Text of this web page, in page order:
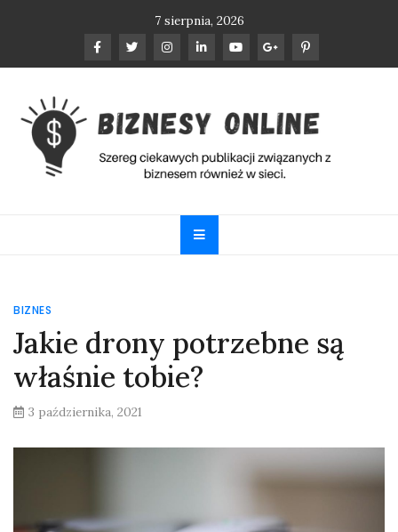
7 sierpnia, 2026
Biznesy Online
również w sieci.
BIZNES
Jakie drony potrzebne są
właśnie tobie?
3 października, 2021